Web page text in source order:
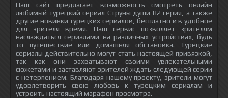
Наш сайт предлагает возможность смотреть онлайн
любимый турецкий сериал Струны души 82 серия, а также
другие новинки турецких сериалов, бесплатно и в удобное
для зрителя время. Наш сервис позволяет зрителям
наслаждаться сериалами на различных устройствах, будь
то путешествие или домашняя обстановка. Турецкие
сериалы действительно могут стать настоящей привязкой,
так как они захватывают своими увлекательными
сюжетами и заставляют зрителей ждать следующей серии
с нетерпением. Благодаря нашему проекту, зрители могут
удовлетворить свою любовь к турецким сериалам и
устроить настоящий марафон просмотра.